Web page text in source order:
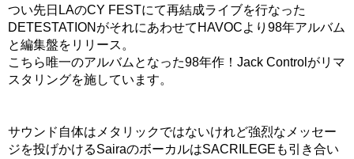
つい先日LAのCY FESTにて再結成ライブを行なった
DETESTATIONがそれにあわせてHAVOCより98年アルバム
と編集盤をリリース。
こちら唯一のアルバムとなった98年作！Jack Controlがリマ
スタリングを施しています。
サウンド自体はメタリックではないけれど強烈なメッセー
ジを投げかけるSairaのボーカルはSACRILEGEも引き合い